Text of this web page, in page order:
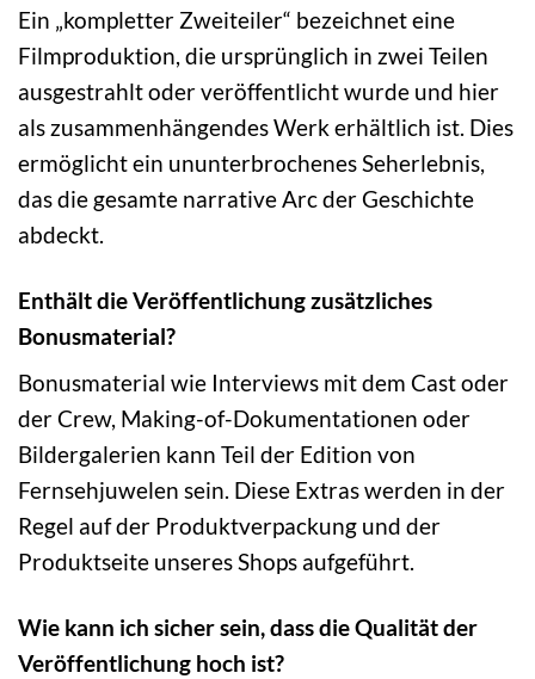
Ein „kompletter Zweiteiler“ bezeichnet eine
Filmproduktion, die ursprünglich in zwei Teilen
ausgestrahlt oder veröffentlicht wurde und hier
als zusammenhängendes Werk erhältlich ist. Dies
ermöglicht ein ununterbrochenes Seherlebnis,
das die gesamte narrative Arc der Geschichte
abdeckt.
Enthält die Veröffentlichung zusätzliches
Bonusmaterial?
Bonusmaterial wie Interviews mit dem Cast oder
der Crew, Making-of-Dokumentationen oder
Bildergalerien kann Teil der Edition von
Fernsehjuwelen sein. Diese Extras werden in der
Regel auf der Produktverpackung und der
Produktseite unseres Shops aufgeführt.
Wie kann ich sicher sein, dass die Qualität der
Veröffentlichung hoch ist?